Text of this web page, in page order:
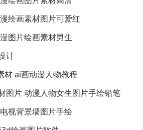
绘画素材图片可爱红
图片绘画素材男生
计
材 ai画动漫人物教程
图片 动漫人物女生图片手绘铅笔
视背景墙图片手绘